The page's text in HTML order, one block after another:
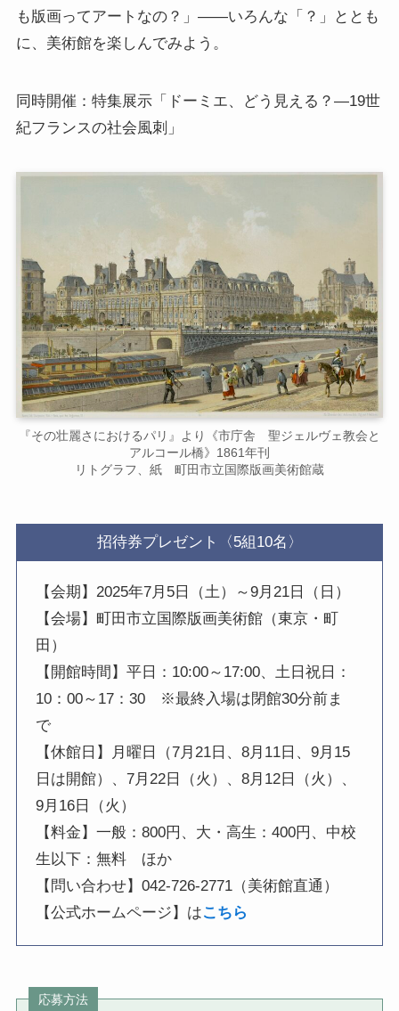
も版画ってアートなの？」――いろんな「？」ととも
に、美術館を楽しんでみよう。
同時開催：特集展示「ドーミエ、どう見える？―19世
紀フランスの社会風刺」
『その壮麗さにおけるパリ』より《市庁舎 聖ジェルヴェ教会と
アルコール橋》1861年刊
リトグラフ、紙 町田市立国際版画美術館蔵
招待券プレゼント〈5組10名〉
【会期】2025年7月5日（土）～9月21日（日）
【会場】町田市立国際版画美術館（東京・町
田）
【開館時間】平日：10:00～17:00、土日祝日：
10：00～17：30 ※最終入場は閉館30分前ま
で
【休館日】月曜日（7月21日、8月11日、9月15
日は開館）、7月22日（火）、8月12日（火）、
9月16日（火）
【料金】一般：800円、大・高生：400円、中校
生以下：無料 ほか
【問い合わせ】042-726-2771（美術館直通）
【公式ホームページ】はこちら
応募方法